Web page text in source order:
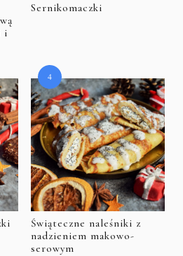
i
Sernikomaczki
Świąteczne naleśniki z
nadzieniem makowo-
serowym